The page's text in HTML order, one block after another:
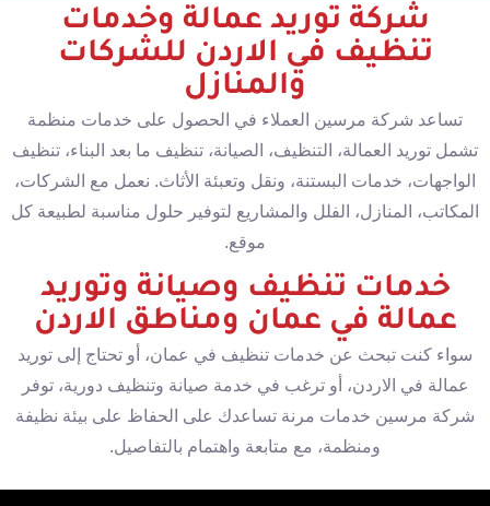
شركة توريد عمالة وخدمات
تنظيف في الاردن للشركات
والمنازل
تساعد شركة مرسين العملاء في الحصول على خدمات منظمة
تشمل توريد العمالة، التنظيف، الصيانة، تنظيف ما بعد البناء، تنظيف
الواجهات، خدمات البستنة، ونقل وتعبئة الأثاث. نعمل مع الشركات،
المكاتب، المنازل، الفلل والمشاريع لتوفير حلول مناسبة لطبيعة كل
موقع.
خدمات تنظيف وصيانة وتوريد
عمالة في عمان ومناطق الاردن
سواء كنت تبحث عن خدمات تنظيف في عمان، أو تحتاج إلى توريد
عمالة في الاردن، أو ترغب في خدمة صيانة وتنظيف دورية، توفر
شركة مرسين خدمات مرنة تساعدك على الحفاظ على بيئة نظيفة
ومنظمة، مع متابعة واهتمام بالتفاصيل.